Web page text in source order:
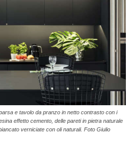
e tavolo da pranzo in netto contrasto con i
effetto cemento, delle pareti in pietra naturale
verniciate con oli naturali. Foto Giulio